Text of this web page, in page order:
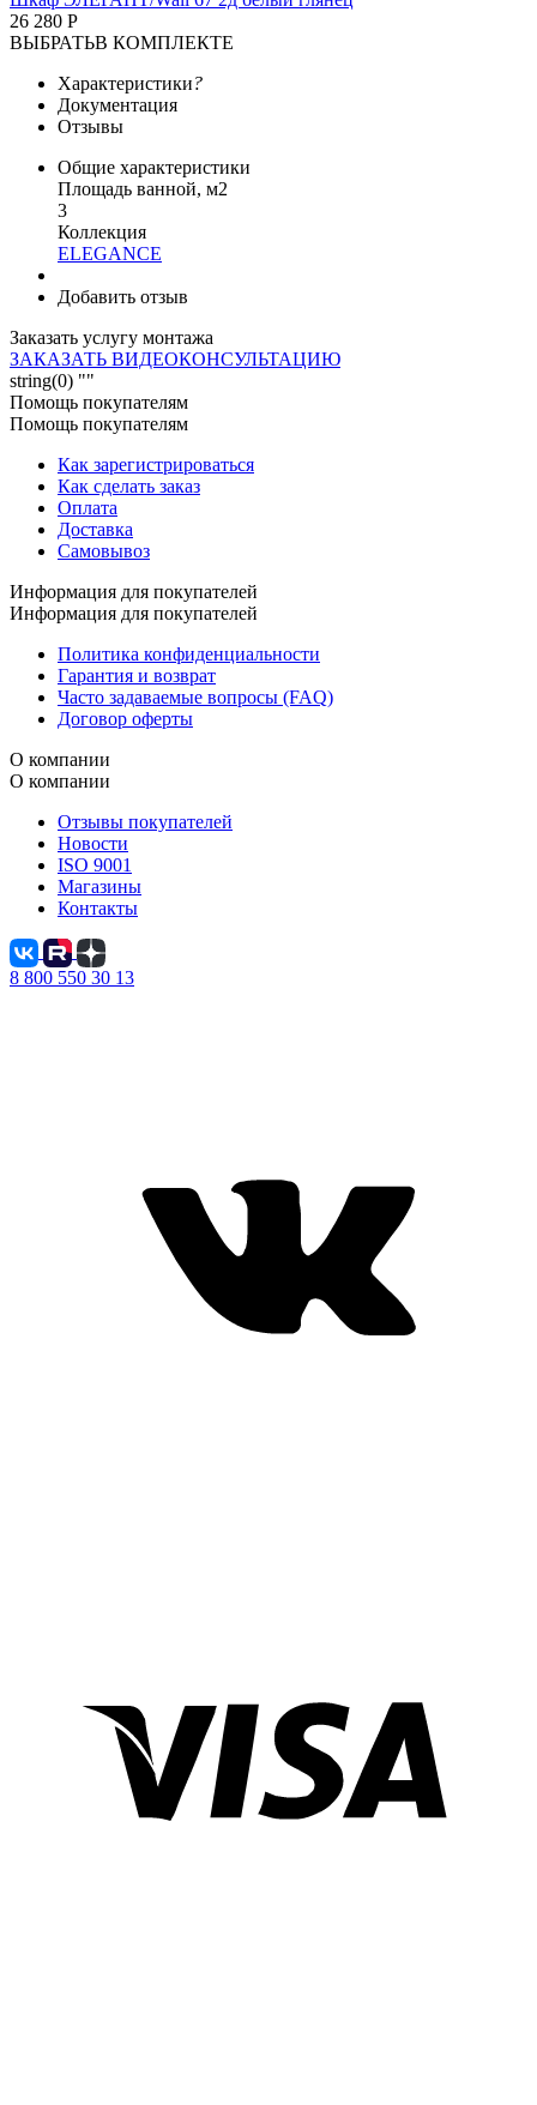
26 280 Р
ВЫБРАТЬВ КОМПЛЕКТЕ
Характеристики?
Документация
Отзывы
Общие характеристики
Площадь ванной, м2
3
Коллекция
ELEGANCE
Добавить отзыв
Заказать услугу монтажа
ЗАКАЗАТЬ ВИДЕОКОНСУЛЬТАЦИЮ
string(0) ""
Помощь покупателям
Помощь покупателям
Как зарегистрироваться
Как сделать заказ
Оплата
Доставка
Самовывоз
Информация для покупателей
Информация для покупателей
Политика конфиденциальности
Гарантия и возврат
Часто задаваемые вопросы (FAQ)
Договор оферты
О компании
О компании
Отзывы покупателей
Новости
ISO 9001
Магазины
Контакты
8 800 550 30 13